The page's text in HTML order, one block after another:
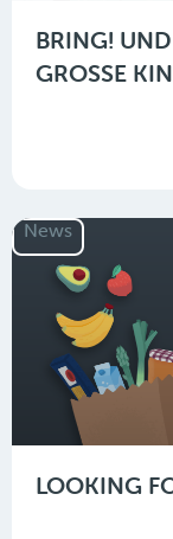
BRING!
GROSSE
News
LOOKING